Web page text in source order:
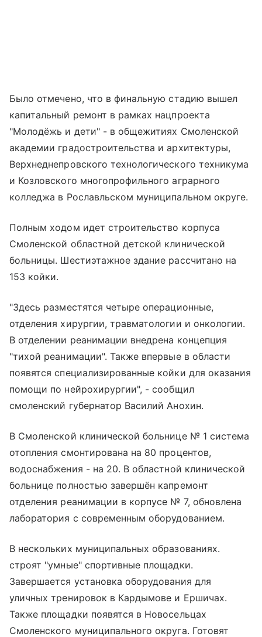
Было отмечено, что в финальную стадию вышел
капитальный ремонт в рамках нацпроекта
"Молодёжь и дети" - в общежитиях Смоленской
академии градостроительства и архитектуры,
Верхнеднепровского технологического техникума
и Козловского многопрофильного аграрного
колледжа в Рославльском муниципальном округе.
Полным ходом идет строительство корпуса
Смоленской областной детской клинической
больницы. Шестиэтажное здание рассчитано на
153 койки.
"Здесь разместятся четыре операционные,
отделения хирургии, травматологии и онкологии.
В отделении реанимации внедрена концепция
"тихой реанимации". Также впервые в области
появятся специализированные койки для оказания
помощи по нейрохирургии", - сообщил
смоленский губернатор Василий Анохин.
В Смоленской клинической больнице № 1 система
отопления смонтирована на 80 процентов,
водоснабжения - на 20. В областной клинической
больнице полностью завершён капремонт
отделения реанимации в корпусе № 7, обновлена
лаборатория с современным оборудованием.
В нескольких муниципальных образованиях.
строят "умные" спортивные площадки.
Завершается установка оборудования для
уличных тренировок в Кардымове и Ершичах.
Также площадки появятся в Новосельцах
Смоленского муниципального округа. Готовят